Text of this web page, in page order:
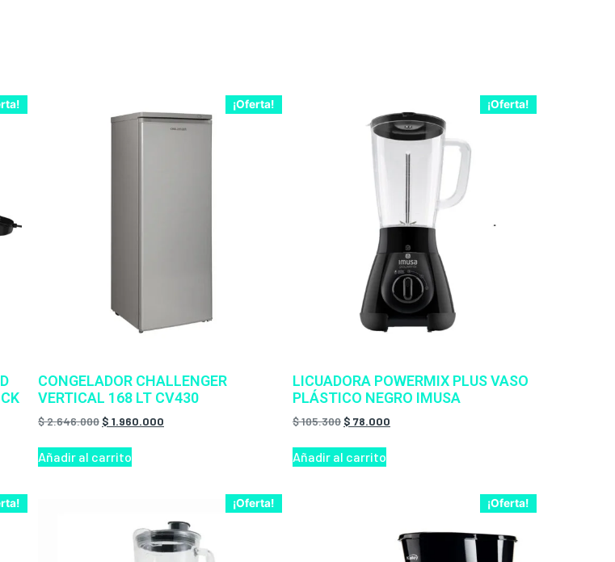
¡Oferta!
CONGELADOR CHALLENGER
VERTICAL 168 LT CV430
$2.646.000 $ 1.960.000
Añadir al carrito
¡Oferta!
LICUADORA POWERMIX PLUS VASO
PLÁSTICO NEGRO IMUSA
$105.300 $ 78.000
Añadir al carrito
¡Oferta! ¡Oferta!